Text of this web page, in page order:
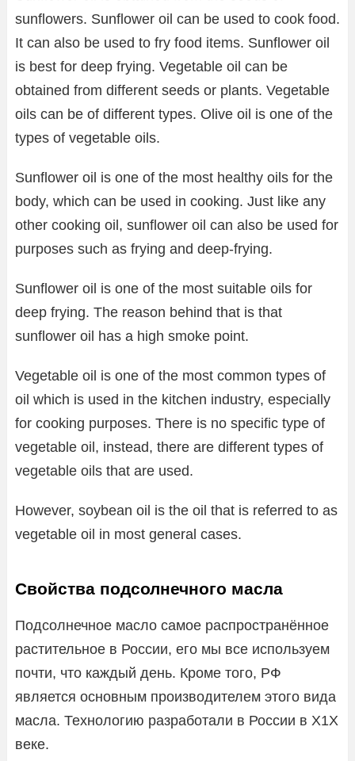
sunflowers. Sunflower oil can be used to cook food.
It can also be used to fry food items. Sunflower oil
is best for deep frying. Vegetable oil can be
obtained from different seeds or plants. Vegetable
oils can be of different types. Olive oil is one of the
types of vegetable oils.
Sunflower oil is one of the most healthy oils for the
body, which can be used in cooking. Just like any
other cooking oil, sunflower oil can also be used for
purposes such as frying and deep-frying.
Sunflower oil is one of the most suitable oils for
deep frying. The reason behind that is that
sunflower oil has a high smoke point.
Vegetable oil is one of the most common types of
oil which is used in the kitchen industry, especially
for cooking purposes. There is no specific type of
vegetable oil, instead, there are different types of
vegetable oils that are used.
However, soybean oil is the oil that is referred to as
vegetable oil in most general cases.
Свойства подсолнечного масла
Подсолнечное масло самое распространённое
растительное в России, его мы все используем
почти, что каждый день. Кроме того, РФ
является основным производителем этого вида
масла. Технологию разработали в России в X1X
веке.